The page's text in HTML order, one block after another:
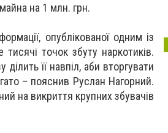
на 1 млн. грн.
опублікованої одним із
точок збуту наркотиків.
її навпіл, аби вторгувати
– пояснив Руслан Нагорний.
на викриття крупних збувачів